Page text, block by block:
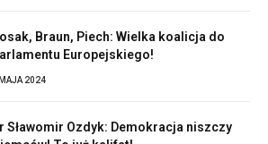
Braun, Piech: Wielka koalicja do
Europejskiego!
2024
Sławomir Ozdyk: Demokracja niszczy